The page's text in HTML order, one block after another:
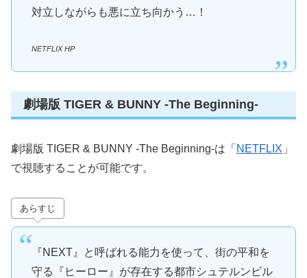
対立しながらも悪に立ち向かう…！
NETFLIX HP
劇場版 TIGER & BUNNY -The Beginning-
劇場版 TIGER & BUNNY -The Beginning-は「 NETFLIX 」
で視聴することが可能です。
あらすじ
『NEXT』と呼ばれる能力を使って、街の平和を
守る『ヒーロー』が存在する都市シュテルンビル